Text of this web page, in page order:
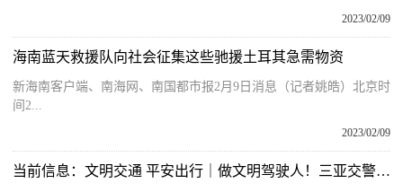
2023/02/09
海南蓝天救援队向社会征集这些驰援土耳其急需物资
新海南客户端、南海网、南国都市报2月9日消息（记者姚皓）北京时
间2...
2023/02/09
当前信息：文明交通 平安出行｜做文明驾驶人！三亚交警持续开展两轮电动车交通违法劝导整治行动